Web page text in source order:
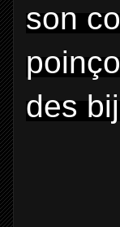
son
des